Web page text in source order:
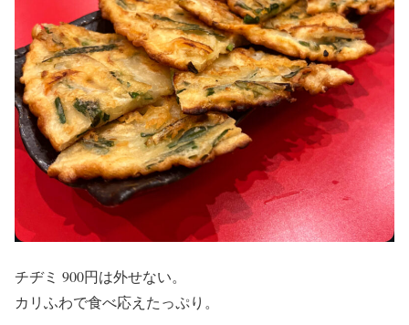
チヂミ 900円は外せない。
カリふわで食べ応えたっぷり。